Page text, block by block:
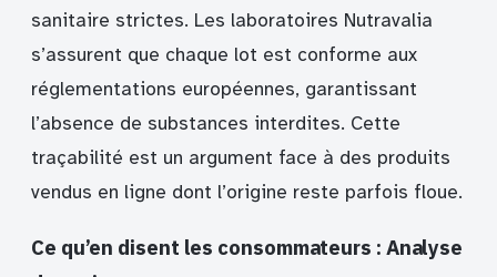
sanitaire strictes. Les laboratoires Nutravalia
s’assurent que chaque lot est conforme aux
réglementations européennes, garantissant
l’absence de substances interdites. Cette
traçabilité est un argument face à des produits
vendus en ligne dont l’origine reste parfois floue.
Ce qu’en disent les consommateurs : Analyse